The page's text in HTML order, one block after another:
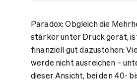
Paradox: Obgleich die
stärker unter Druck gerät,
finanziell gut dazustehen:
werde nicht ausreichen –
dieser Ansicht, bei den 40-